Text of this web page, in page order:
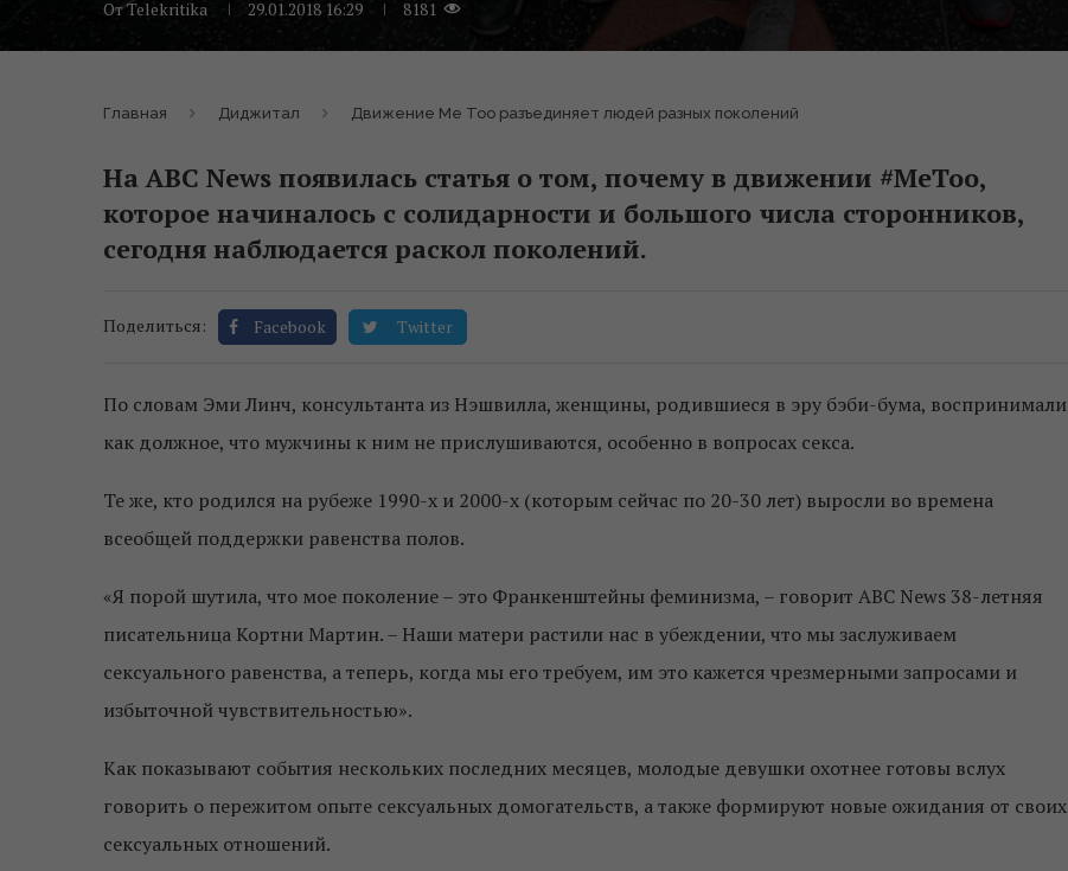
ОтTelekritika 29.01.2018 16:29 8181
Главная Диджитал Движение Me Too разъединяет людей разных поколений
На ABC News появилась статья о том, почему в движении #MeToo,
которое начиналось с солидарности и большого числа сторонников,
сегодня наблюдается раскол поколений.
Поделиться: Facebook Twitter
По словам Эми Линч, консультанта из Нэшвилла, женщины, родившиеся в эру бэби-бума, воспринимали
как должное, что мужчины к ним не прислушиваются, особенно в вопросах секса.
Те же, кто родился на рубеже 1990-х и 2000-х (которым сейчас по 20-30 лет) выросли во времена
всеобщей поддержки равенства полов.
«Я порой шутила, что мое поколение – это Франкенштейны феминизма, – говорит ABC News 38-летняя
писательница Кортни Мартин. – Наши матери растили нас в убеждении, что мы заслуживаем
сексуального равенства, а теперь, когда мы его требуем, им это кажется чрезмерными запросами и
избыточной чувствительностью».
Как показывают события нескольких последних месяцев, молодые девушки охотнее готовы вслух
говорить о пережитом опыте сексуальных домогательств, а также формируют новые ожидания от своих
сексуальных отношений.